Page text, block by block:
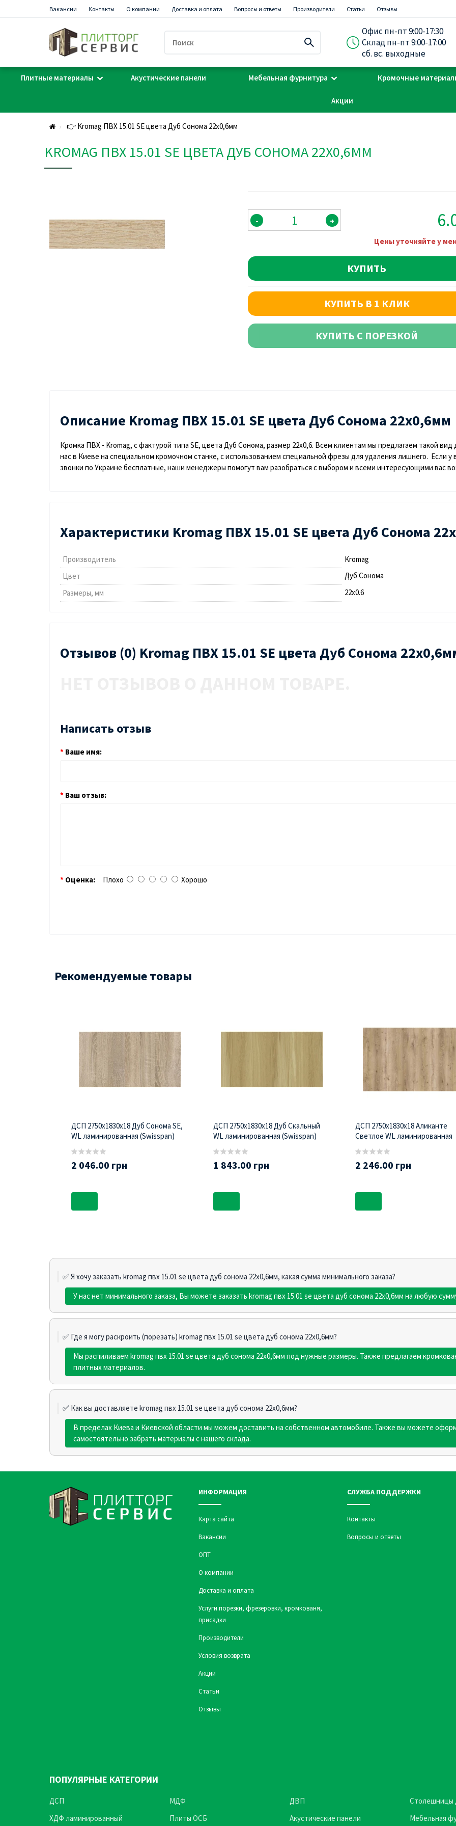
Вакансии Контакты О компании Доставка и оплата Вопросы и ответы Производители Статьи Отзывы
Офис пн-пт 9:00-17:30
Склад пн-пт 9:00-17:00
сб. вс. выходные
Плитные материалы Акустические панели Мебельная фурнитура Кромочные
Акции
👉 Kromag ПВХ 15.01 SЕ цвета Дуб Сонома 22х0,6мм
KROMAG ПВХ 15.01 SЕ ЦВЕТА ДУБ СОНОМА 22Х0,6ММ
- +
Цены уточняйте у
КУПИТЬ
КУПИТЬ В 1 КЛИК
КУПИТЬ С ПОРЕЗКОЙ
Описание Kromag ПВХ 15.01 SЕ цвета Дуб Сонома 22х0,6мм
Кромка ПВХ - Kromag, с фактурой типа SE, цвета Дуб Сонома, размер 22х0,6. Всем клиентам мы предлагаем такой
нас в Киеве на специальном кромочном станке, с использованием специальной фрезы для удаления лишнего. Если у
звонки по Украине бесплатные, наши менеджеры помогут вам разобраться с выбором и всеми интересующими вас
Характеристики Kromag ПВХ 15.01 SЕ цвета Дуб Сонома
Производитель
Kromag
Цвет
Дуб Сонома
Размеры, мм
22х0.6
Отзывов (0) Kromag ПВХ 15.01 SЕ цвета Дуб Сонома
Написать отзыв
Ваше имя:
Ваш отзыв:
Оценка: Плохо Хорошо
Рекомендуемые товары
ДСП 2750х1830х18 Дуб Сонома SE,
WL ламинированная (Swisspan)
2 046.00 грн
ДСП 2750х1830х18 Дуб Скальный
WL ламинированная (Swisspan)
1 843.00 грн
ДСП 2750х1830х18 Аликанте
Светлое WL ламинированная
2 246.00 грн
✅ Я хочу заказать kromag пвх 15.01 sе цвета дуб сонома 22х0,6мм, какая сумма минимального заказа?
У нас нет минимального заказа, Вы можете заказать kromag пвх 15.01 sе цвета дуб сонома 22х0,6мм на любую
✅ Где я могу раскроить (порезать) kromag пвх 15.01 sе цвета дуб сонома 22х0,6мм?
Мы распиливаем kromag пвх 15.01 sе цвета дуб сонома 22х0,6мм под нужные размеры. Также предлагаем
плитных материалов.
✅ Как вы доставляете kromag пвх 15.01 sе цвета дуб сонома 22х0,6мм?
В пределах Киева и Киевской области мы можем доставить на собственном автомобиле. Также вы можете
самостоятельно забрать материалы с нашего склада.
ИНФОРМАЦИЯ
Карта сайта
Вакансии
ОПТ
О компании
Доставка и оплата
Услуги порезки, фрезеровки, кромкованя,
присадки
Производители
Условия возврата
Акции
Статьи
Отзывы
СЛУЖБА ПОДДЕРЖКИ
Контакты
Вопросы и ответы
ПОПУЛЯРНЫЕ КАТЕГОРИИ
ДСП МДФ ДВП Столешницы
ХДФ ламинированный
Плиты ОСБ Акустические панели Мебельная